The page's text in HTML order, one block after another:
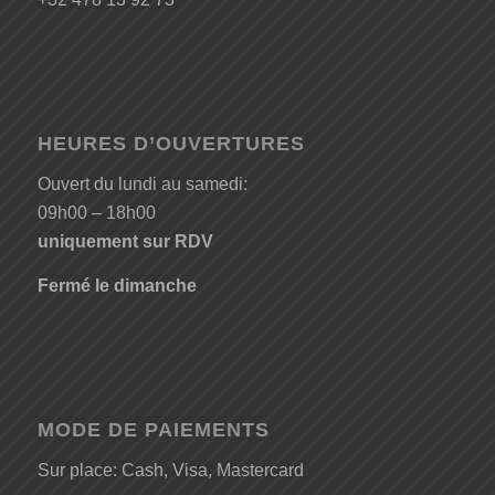
HEURES D’OUVERTURES
Ouvert du lundi au samedi:
09h00 – 18h00
uniquement sur RDV
Fermé le dimanche
MODE DE PAIEMENTS
Sur place: Cash, Visa, Mastercard